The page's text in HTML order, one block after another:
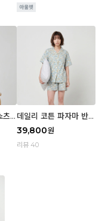
츠
데일리 코튼 파자마 반팔
세트 (우먼) - 03 Sum
mer lane
39,800원
리뷰 40